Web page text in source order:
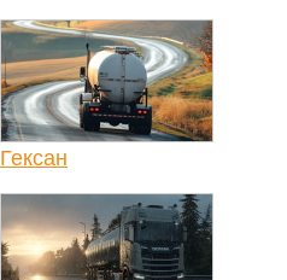
Гексан